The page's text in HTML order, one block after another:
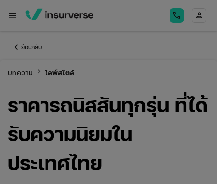
menu call person
keyboard_arrow_left ย้อนกลับ
บทความ keyboard_arrow_right ไลฟ์สไตล์
ราคารถนิสสันทุกรุ่น ที่ได้
รับความนิยมใน
ประเทศไทย